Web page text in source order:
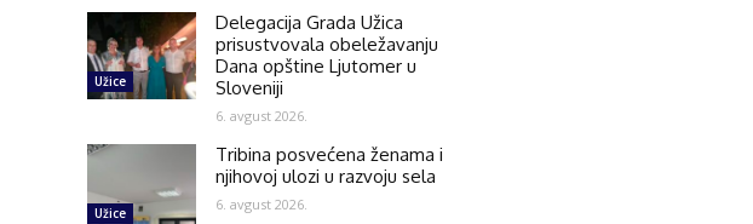
Užice
Delegacija Grada Užica
prisustvovala obeležavanju
Dana opštine Ljutomer u
Sloveniji
6. avgust 2026.
Užice
Tribina posvećena ženama i
njihovoj ulozi u razvoju sela
6. avgust 2026.